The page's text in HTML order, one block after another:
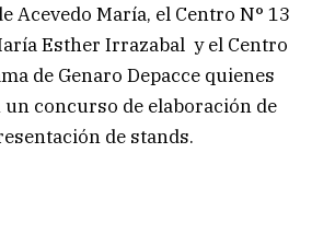
Acevedo María, el Centro N° 13
Esther Irrazabal y el Centro
de Genaro Depacce quienes
concurso de elaboración de
de stands.